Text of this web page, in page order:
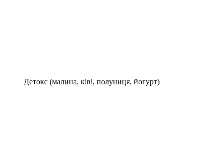
Детокс (малина, ківі, полуниця, йогурт)